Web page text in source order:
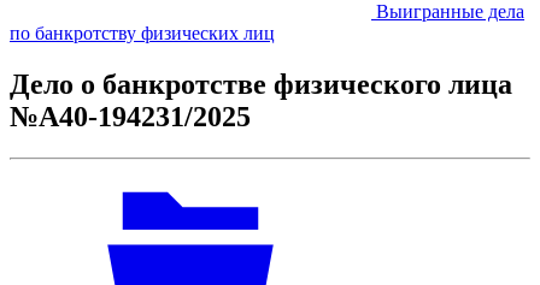
Выигранные дела
по банкротству физических лиц
Дело о банкротстве физического лица
№А40-194231/2025